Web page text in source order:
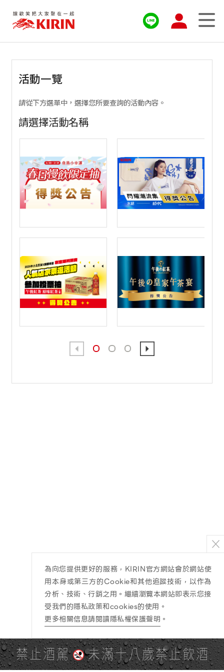
活動一覽
請從下方選單中，選擇您所要查詢的活動內容。
請選擇活動名稱
禁止酒駕 未滿十八歲禁止飲酒
為向您提供更好的服務，KIRIN官方網站會於網站使
用本身或第三方的Cookie和其他追蹤技術，以作為
分析、技術、行銷之用。繼續瀏覽本網站即表示您接
受我們的隱私政策和cookies的使用。
更多相關信息請閱讀隱私權保護聲明 。
PAGE TOP